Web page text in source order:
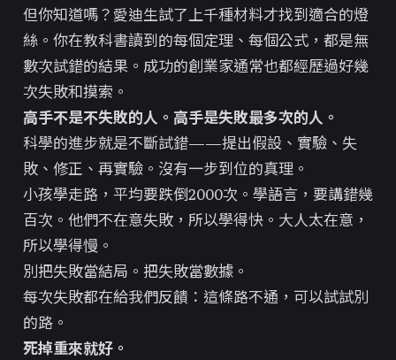
但你知道嗎？愛迪生試了上千種材料才找到適合的燈
絲。你在教科書讀到的每個定理、每個公式，都是無
數次試錯的結果。成功的創業家通常也都經歷過好幾
次失敗和摸索。
高手不是不失敗的人。高手是失敗最多次的人。
科學的進步就是不斷試錯——提出假設、實驗、失
敗、修正、再實驗。沒有一步到位的真理。
小孩學走路，平均要跌倒2000次。學語言，要講錯幾
百次。他們不在意失敗，所以學得快。大人太在意，
所以學得慢。
別把失敗當結局。把失敗當數據。
每次失敗都在給我們反饋：這條路不通，可以試試別
的路。
死掉重來就好。